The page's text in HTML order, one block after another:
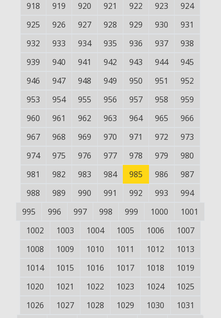
918
919 920 921 922 923
924
925
926 927 928 929 930
931
932
933 934 935 936 937
938
939
940 941 942 943 944
945
946
947 948 949 950 951
952
953
954 955 956 957 958
959
960
961 962 963 964 965
966
967
968 969 970 971 972
973
974
975 976 977 978 979
980
981
982 983 984 985 986
987
988
989 990 991 992 993
994
995
996 997 998 999 1000
1001
1002
1003 1004 1005 1006
1007
1008
1009 1010 1011 1012
1013
1014
1015 1016 1017 1018
1019
1020
1021 1022 1023 1024
1025
1026
1027 1028 1029 1030
1031